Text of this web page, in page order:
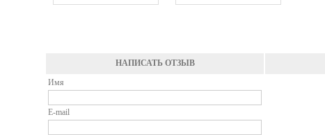
ажурные тонкие
НАПИСАТЬ ОТЗЫВ
Имя
E-mail